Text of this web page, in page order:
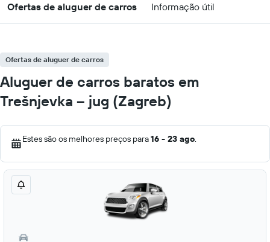
Ofertas de aluguer de carros Informação útil
Ofertas de aluguer de carros
Aluguer de carros baratos em
Trešnjevka – jug (Zagreb)
Estes são os melhores preços para16 - 23 ago.